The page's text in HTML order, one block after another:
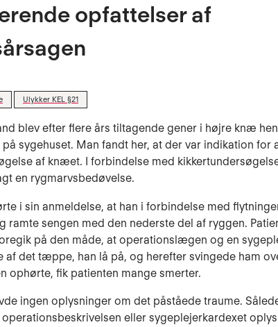
opfattelser af
Ulykker KEL §21
blev efter flere års tiltagende gener i højre knæ
sygehu­set. Man fandt her, at der var indikation for
af knæet. I forbin­delse med
en rygmarvsbedøvelse.
i sin anmeldelse, at han i forbindelse med
ramte sengen med den nederste del af ryggen.
på den måde, at operationslægen og en
af det tæppe, han lå på, og herefter svingede ham
ophørte, fik patienten mange smerter.
ingen oplysninger om det påståede traume.
operationsbeskrivelsen eller sygeplejerkardexet